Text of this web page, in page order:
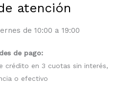
atención
de 10:00 a 19:00
de pago:
crédito en 3 cuotas sin interés,
o efectivo